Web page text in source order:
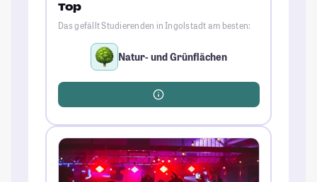
Top
Das gefällt Studierenden in Ingolstadt am besten:
Natur- und Grünflächen